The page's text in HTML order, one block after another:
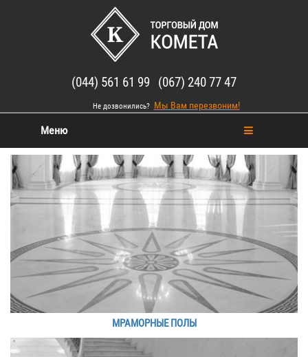
(044) 561 61 99 (067) 240 77 47
Не дозвонились? Мы Вам перезвоним!
Меню
МРАМОРНЫЕ ПОЛЫ